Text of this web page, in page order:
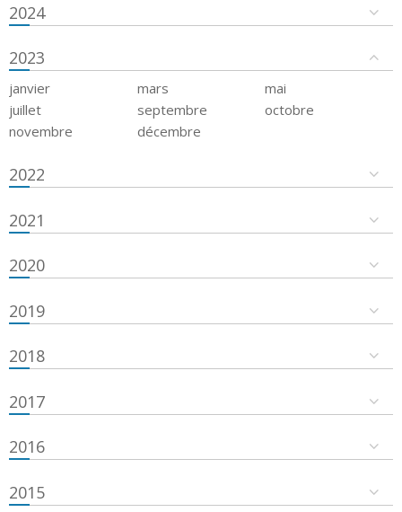
2024
2023
janvier mars
mai
juillet
septembre
octobre
novembre
décembre
2022
2021
2020
2019
2018
2017
2016
2015